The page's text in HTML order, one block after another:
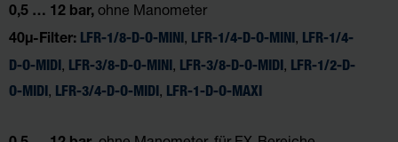
0,5 … 12 bar, ohne Manometer
40µ-Filter: LFR-1/8-D-O-MINI, LFR-1/4-D-O-MINI, LFR-1/4-
D-O-MIDI, LFR-3/8-D-O-MINI, LFR-3/8-D-O-MIDI, LFR-1/2-D-
O-MIDI, LFR-3/4-D-O-MIDI, LFR-1-D-O-MAXI